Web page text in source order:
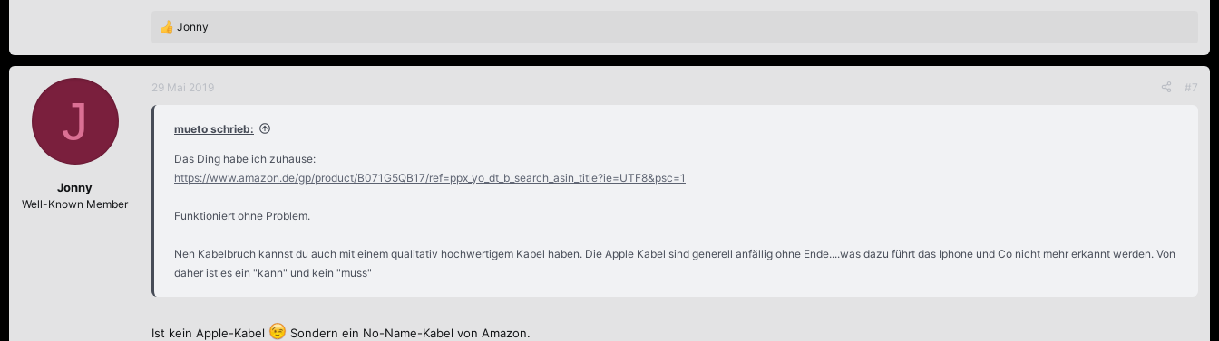
R
a
k
Jonny
J
Jonny
Well-Known Member
29 Mai 2019 #7
mueto schrieb:
Das Ding habe ich zuhause:
https://www.amazon.de/gp/product/B071G5QB17/ref=ppx_yo_dt_b_search_asin_title?ie=UTF8&psc=1
Funktioniert ohne Problem.
Nen Kabelbruch kannst du auch mit einem qualitativ hochwertigem Kabel haben. Die Apple Kabel sind generell anfällig ohne Ende....was dazu führt das Iphone und Co nicht mehr erkannt werden. Von
daher ist es ein "kann" und kein "muss"
Ist kein Apple-Kabel Sondern ein No-Name-Kabel von Amazon.